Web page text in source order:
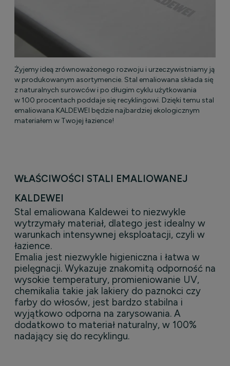
Żyjemy ideą zrównoważonego rozwoju i urzeczywistniamy ją
w produkowanym asortymencie. Stal emaliowana składa się
z naturalnych surowców i po długim cyklu użytkowania
w 100 procentach poddaje się recyklingowi. Dzięki temu stal
emaliowana KALDEWEI będzie najbardziej ekologicznym
materiałem w Twojej łazience!
WŁAŚCIWOŚCI STALI EMALIOWANEJ
KALDEWEI
Stal emaliowana Kaldewei to niezwykle
wytrzymały materiał, dlatego jest idealny w
warunkach intensywnej eksploatacji, czyli w
łazience.
Emalia jest niezwykle higieniczna i łatwa w
pielęgnacji. Wykazuje znakomitą odporność na
wysokie temperatury, promieniowanie UV,
chemikalia takie jak lakiery do paznokci czy
farby do włosów, jest bardzo stabilna i
wyjątkowo odporna na zarysowania. A
dodatkowo to materiał naturalny, w 100%
nadający się do recyklingu.